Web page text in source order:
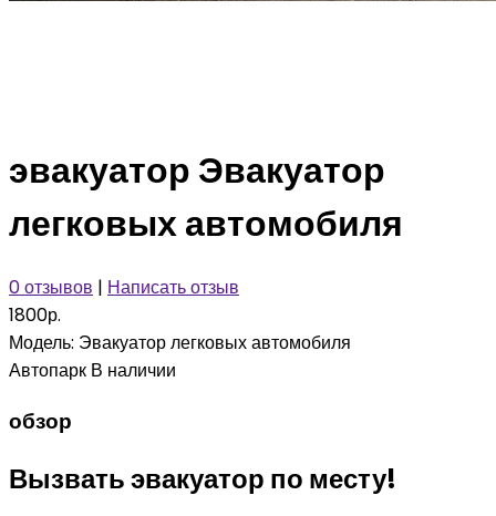
эвакуатор Эвакуатор
легковых автомобиля
0 отзывов | Написать отзыв
1800р.
Модель: Эвакуатор легковых автомобиля
Автопарк В наличии
обзор
Вызвать эвакуатор по месту!